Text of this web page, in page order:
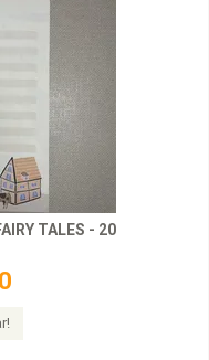
TALES - 20